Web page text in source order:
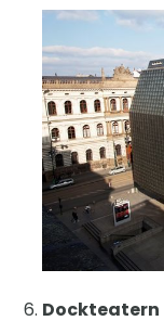
Dockteatern